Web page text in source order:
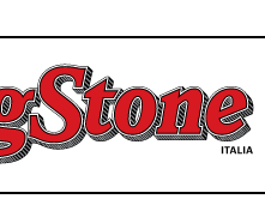
Rolling Stone Italia